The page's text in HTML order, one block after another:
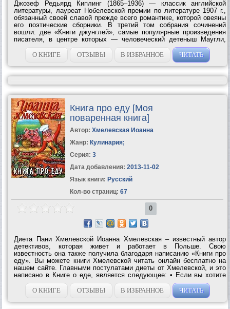
Джозеф Редьярд Киплинг (1865–1936) — классик английской
литературы, лауреат Нобелевской премии по литературе 1907 г.,
обязанный своей славой прежде всего романтике, которой овеяны
его поэтические сборники. В третий том собрания сочинений
вошли: две «Книги джунглей», самые популярные произведения
писателя, в центре которых — человеческий детеныш Маугли,
выросший среди животных, а также сборник рассказов «В горной
Индии». Способность...
О КНИГЕ ОТЗЫВЫ В ИЗБРАННОЕ ЧИТАТЬ
Книга про еду [Моя
поваренная книга]
Автор: Хмелевская Иоанна
Жанр: Кулинария;
Серия: 3
Дата добавления: 2013-11-02
Язык книги: Русский
Кол-во страниц: 67
0
Диета Пани Хмелевской Иоанна Хмелевская – известный автор
детективов, которая живет и работает в Польше. Свою
известность она также получила благодаря написанию «Книги про
еду». Вы можете книги Хмелевской читать онлайн бесплатно на
нашем сайте. Главными постулатами диеты от Хмелевской, и это
написано в Книге о еде, является следующее: • Если вы хотите
похудеть, перейдите на те продукты, которые не любите. • Никогда
и ни по каким...
О КНИГЕ ОТЗЫВЫ В ИЗБРАННОЕ ЧИТАТЬ